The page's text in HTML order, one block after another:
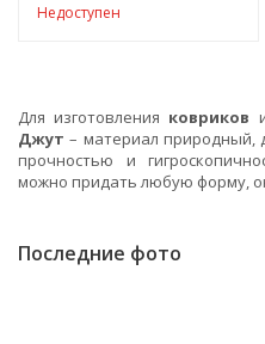
Недоступен
Для изготовления ковриков
Джут – материал природный,
прочностью и
можно придать любую форму,
Последние фото